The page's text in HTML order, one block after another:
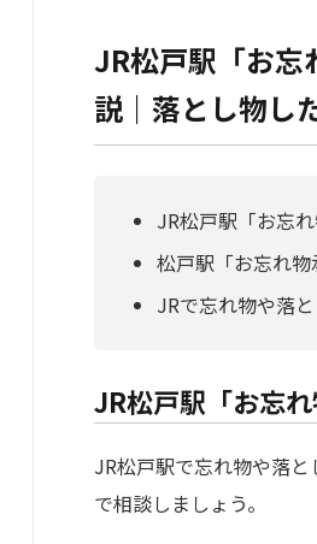
JR松戸駅「お忘
説｜落とし物し
JR松戸駅「お忘
松戸駅「お忘れ
JRで忘れ物や落
JR松戸駅「お忘
JR松戸駅で忘れ物や落
で相談しましょう。